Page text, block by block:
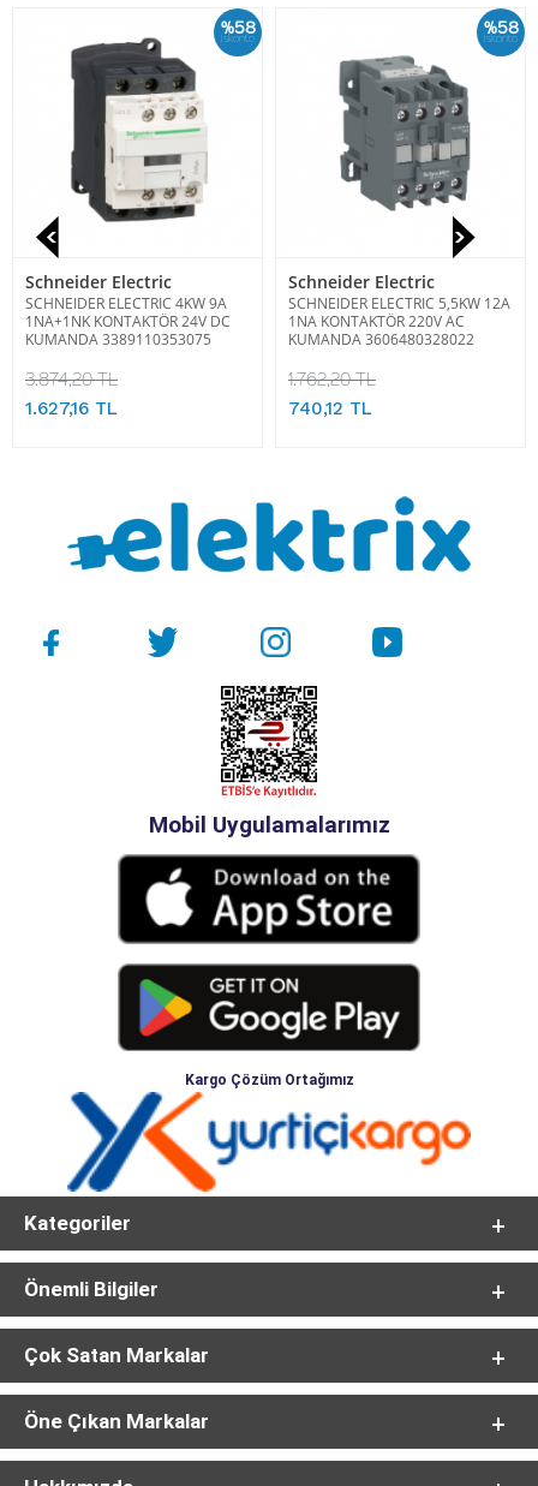
%58
İskonto
Schneider Electric
SCHNEIDER ELECTRIC 4KW 9A
1NA+1NK KONTAKTÖR 24V DC
KUMANDA 3389110353075
3.874,20 TL
1.627,16 TL
%58
İskonto
Schneider Electric
SCHNEIDER ELECTRIC 5,5KW 12A
1NA KONTAKTÖR 220V AC
KUMANDA 3606480328022
1.762,20 TL
740,12 TL
Mobil Uygulamalarımız
Kargo Çözüm Ortağımız
Kategoriler
Önemli Bilgiler
Çok Satan Markalar
Öne Çıkan Markalar